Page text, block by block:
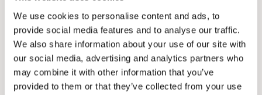
We use cookies to personalise content and ads, to
provide social media features and to analyse our traffic.
We also share information about your use of our site with
our social media, advertising and analytics partners who
may combine it with other information that you’ve
provided to them or that they’ve collected from your use